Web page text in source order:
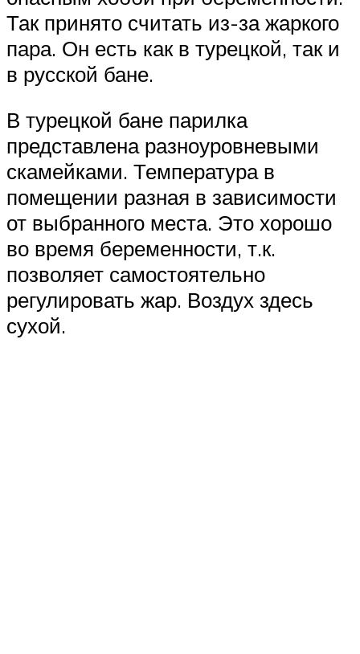
Так принято считать из-за жаркого
пара. Он есть как в турецкой, так и
в русской бане.
В турецкой бане парилка
представлена разноуровневыми
скамейками. Температура в
помещении разная в зависимости
от выбранного места. Это хорошо
во время беременности, т.к.
позволяет самостоятельно
регулировать жар. Воздух здесь
сухой.